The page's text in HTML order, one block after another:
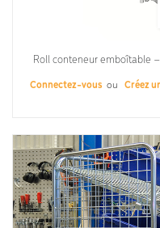
Roll conteneur emboîtable
Connectez-vous ou Créez